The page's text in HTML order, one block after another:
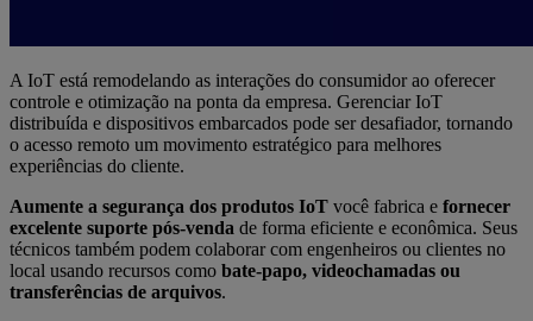
A IoT está remodelando as interações do consumidor ao oferecer
controle e otimização na ponta da empresa. Gerenciar IoT
distribuída e dispositivos embarcados pode ser desafiador, tornando
o acesso remoto um movimento estratégico para melhores
experiências do cliente.
Aumente a segurança dos produtos IoT você fabrica e fornecer
excelente suporte pós-venda de forma eficiente e econômica. Seus
técnicos também podem colaborar com engenheiros ou clientes no
local usando recursos como bate-papo, videochamadas ou
transferências de arquivos.